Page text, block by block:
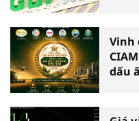
Vinh
dấu